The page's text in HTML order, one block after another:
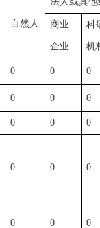
自然人 商业
企业
科
机
0 0 0
0 0 0
0 0 0
0 0 0
0 0 0